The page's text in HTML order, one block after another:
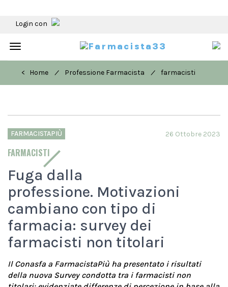
Login con
Toggle
< Home
/ Professione Farmacista / farmacisti
FARMACISTAPIÙ
FARMACISTI
26 Ottobre 2023
Fuga dalla
professione. Motivazioni
cambiano con tipo di
farmacia: survey dei
farmacisti non titolari
Il Conasfa a FarmacistaPiù ha presentato i risultati
della nuova Survey condotta tra i farmacisti non